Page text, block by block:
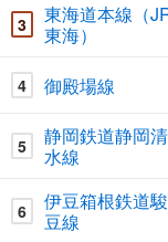
3
東海道本線（
東海）
4 御殿場線
5
静岡鉄道静岡清
水線
6
伊豆箱根鉄道駿
豆線